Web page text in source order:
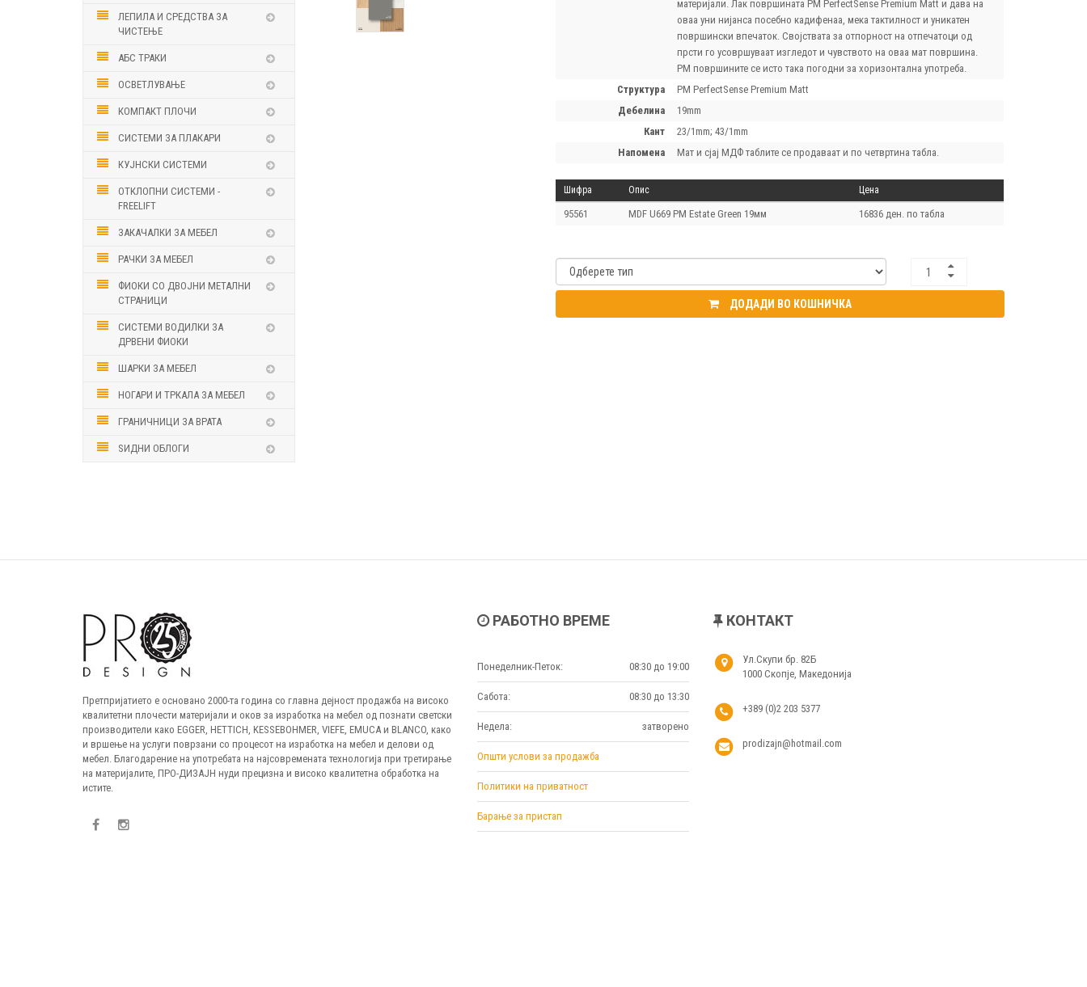
ЛЕПИЛА И СРЕДСТВА ЗА
ЧИСТЕЊЕ
АБС ТРАКИ
ОСВЕТЛУВАЊЕ
КОМПАКТ ПЛОЧИ
СИСТЕМИ ЗА ПЛАКАРИ
КУЈНСКИ СИСТЕМИ
ОТКЛОПНИ СИСТЕМИ -
FREELIFT
ЗАКАЧАЛКИ ЗА МЕБЕЛ
РАЧКИ ЗА МЕБЕЛ
ФИОКИ СО ДВОЈНИ МЕТАЛНИ
СТРАНИЦИ
СИСТЕМИ ВОДИЛКИ ЗА
ДРВЕНИ ФИОКИ
ШАРКИ ЗА МЕБЕЛ
НОГАРИ И ТРКАЛА ЗА МЕБЕЛ
ГРАНИЧНИЦИ ЗА ВРАТА
ЅИДНИ ОБЛОГИ
материјали. Лак површината PM PerfectSense Premium Matt и дава на
оваа уни нијанса посебно кадифенаа, мека тактилност и уникатен
површински впечаток. Својствата за отпорност на отпечатоци од
прсти го усовршуваат изгледот и чувството на оваа мат површина.
PM површините се исто така погодни за хоризонтална употреба.
структура
PM PerfectSense Premium Matt
дебелина
19mm
кант
23/1mm; 43/1mm
напомена
Мат и сјај МДФ таблите се продаваат и по четвртина табла.
Шифра Опис Цена
95561 MDF U669 PM Estate Green 19мм 16836 ден. по табла
ДОДАДИ ВО КОШНИЧКА
Претпријатието е основано 2000-та година со главна дејност продажба на високо
квалитетни плочести материјали и оков за изработка на мебел од познати светски
производители како EGGER, HETTICH, KESSEBOHMER, VIEFE, EMUCA и BLANCO, како
и вршење на услуги поврзани со процесот на изработка на мебел и делови од
мебел. Благодарение на употребата на најсовремената технологија при третирање
на материјалите, ПРО-ДИЗАЈН нуди прецизна и високо квалитетна обработка на
истите.
РАБОТНО ВРЕМЕ
Понеделник-Петок: 08:30 до 19:00
Сабота: 08:30 до 13:30
Недела: затворено
Општи услови за продажба
Политики на приватност
Барање за пристап
КОНТАКТ
Ул.Скупи бр. 82Б
1000 Скопје, Македонија
+389 (0)2 203 5377
prodizajn@hotmail.com